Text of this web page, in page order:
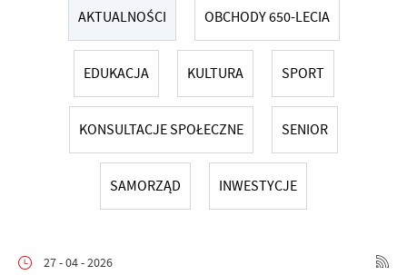
AKTUALNOŚCI OBCHODY 650-LECIA
EDUKACJA KULTURA SPORT
KONSULTACJE SPOŁECZNE SENIOR
SAMORZĄD INWESTYCJE
27 - 04 - 2026